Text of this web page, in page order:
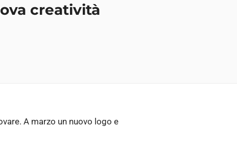
creatività
A marzo un nuovo logo e